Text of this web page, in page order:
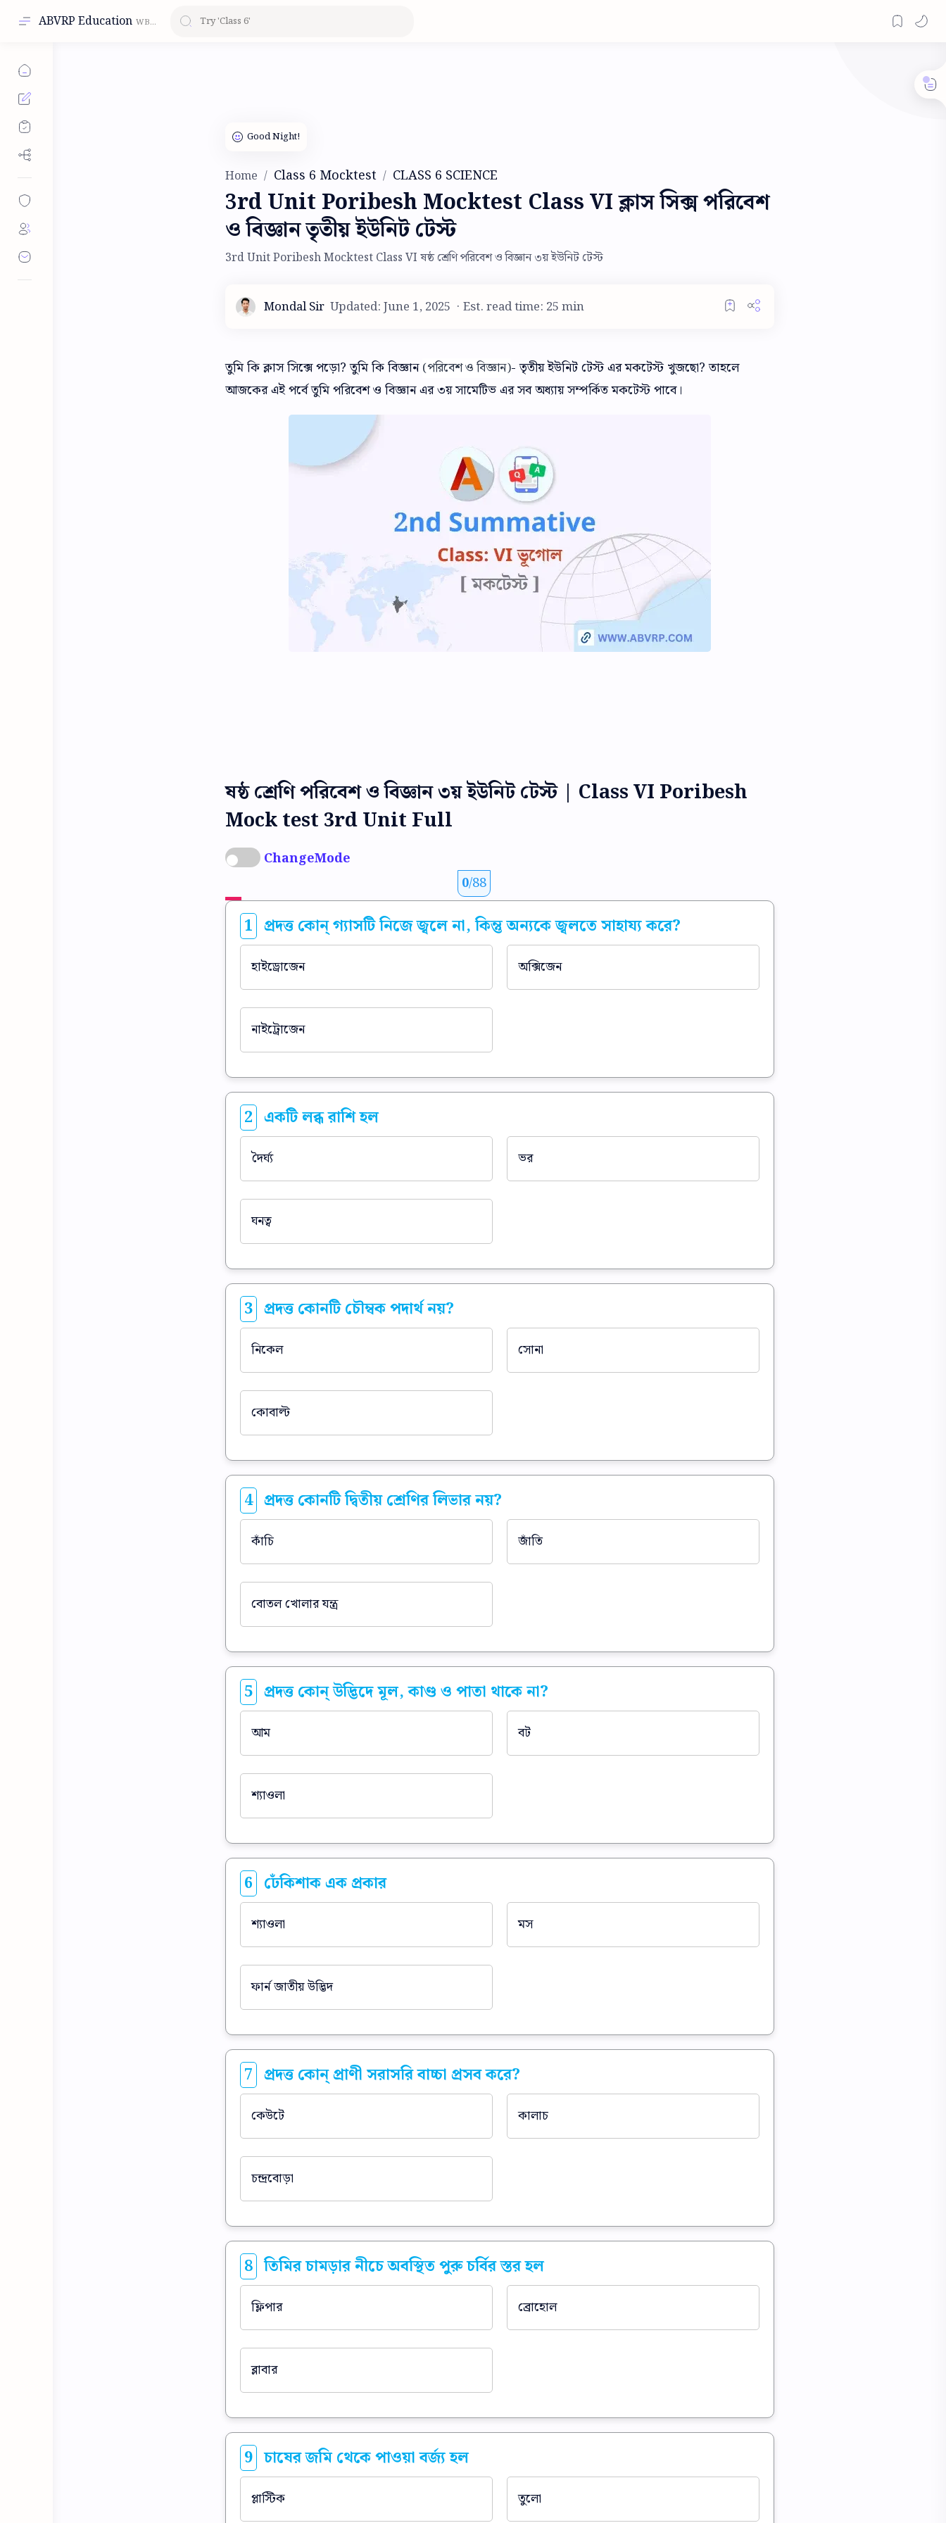
ABVRP Education
Home Class 6 Mocktest CLASS 6 SCIENCE
3rd Unit Poribesh Mocktest Class VI ক্লাস সিক্স পরিবেশ
ও বিজ্ঞান তৃতীয় ইউনিট টেস্ট
3rd Unit Poribesh Mocktest Class VI ষষ্ঠ শ্রেণি পরিবেশ ও বিজ্ঞান ৩য় ইউনিট টেস্ট
Est. read time: 25 min
তুমি কি ক্লাস সিক্সে পড়ো? তুমি কি বিজ্ঞান(পরিবেশ ও বিজ্ঞান)- তৃতীয় ইউনিট টেস্ট এর মকটেস্ট খুজছো? তাহলে
আজকের এই পর্বে তুমি পরিবেশ ও বিজ্ঞান এর ৩য় সামেটিভ এর সব অধ্যায় সম্পর্কিত মকটেস্ট পাবে।
ষষ্ঠ শ্রেণি পরিবেশ ও বিজ্ঞান ৩য় ইউনিট টেস্ট | Class VI Poribesh
Mock test 3rd Unit Full
1 প্রদত্ত কোন্ গ্যাসটি নিজে জ্বলে না, কিন্তু অন্যকে জ্বলতে সাহায্য করে?
হাইড্রোজেন অক্সিজেন
নাইট্রোজেন
2 একটি লব্ধ রাশি হল
দৈর্ঘ্য ভর
ঘনত্ব
3 প্রদত্ত কোনটি চৌম্বক পদার্থ নয়?
নিকেল সোনা
কোবাল্ট
4 প্রদত্ত কোনটি দ্বিতীয় শ্রেণির লিভার নয়?
কাঁচি জাঁতি
বোতল খোলার যন্ত্র
5 প্রদত্ত কোন্ উদ্ভিদে মূল, কাণ্ড ও পাতা থাকে না?
আম বট
শ্যাওলা
6 ঢেঁকিশাক এক প্রকার
শ্যাওলা মস
ফার্ন জাতীয় উদ্ভিদ
7 প্রদত্ত কোন্ প্রাণী সরাসরি বাচ্চা প্রসব করে?
কেউটে কালাচ
চন্দ্রবোড়া
8 তিমির চামড়ার নীচে অবস্থিত পুরু চর্বির স্তর হল
ফ্লিপার ব্রোহোল
ব্লাবার
9 চাষের জমি থেকে পাওয়া বর্জ্য হল
প্লাস্টিক তুলো